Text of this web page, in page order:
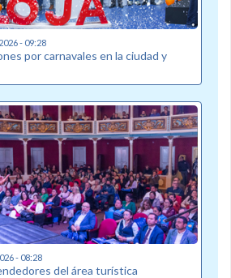
- 09:28
por carnavales en la ciudad y
- 08:28
del área turística